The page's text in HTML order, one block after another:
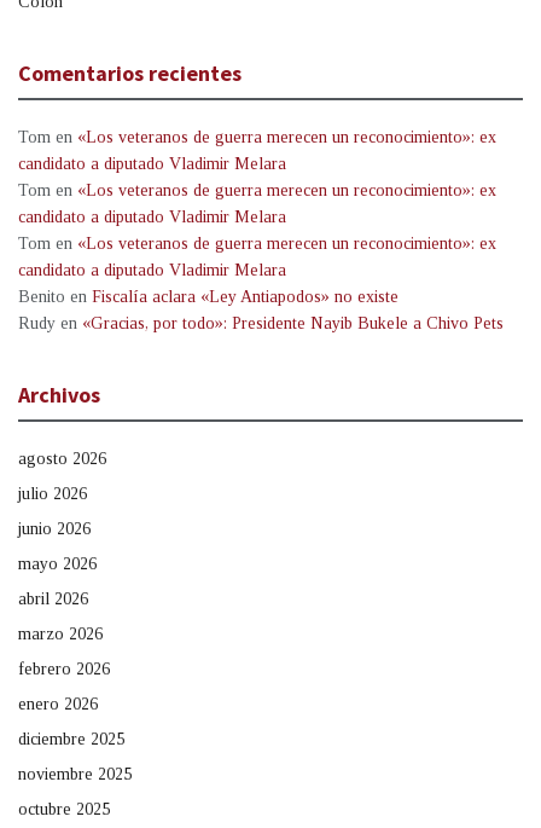
Comentarios recientes
Tom en «Los veteranos de guerra merecen un reconocimiento»: ex
candidato a diputado Vladimir Melara
Tom en «Los veteranos de guerra merecen un reconocimiento»: ex
candidato a diputado Vladimir Melara
Tom en «Los veteranos de guerra merecen un reconocimiento»: ex
candidato a diputado Vladimir Melara
Benito en Fiscalía aclara «Ley Antiapodos» no existe
Rudy en «Gracias, por todo»: Presidente Nayib Bukele a Chivo Pets
Archivos
agosto 2026
julio 2026
junio 2026
mayo 2026
abril 2026
marzo 2026
febrero 2026
enero 2026
diciembre 2025
noviembre 2025
octubre 2025